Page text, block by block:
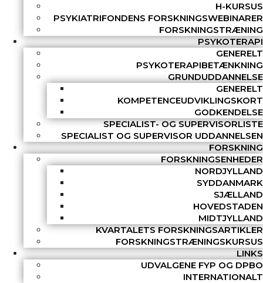
H-KURSUS
PSYKIATRIFONDENS FORSKNINGSWEBINARER
FORSKNINGSTRÆNING
PSYKOTERAPI
GENERELT
PSYKOTERAPIBETÆNKNING
GRUNDUDDANNELSE
GENERELT
KOMPETENCEUDVIKLINGSKORT
GODKENDELSE
SPECIALIST- OG SUPERVISORLISTE
SPECIALIST OG SUPERVISOR UDDANNELSEN
FORSKNING
FORSKNINGSENHEDER
NORDJYLLAND
SYDDANMARK
SJÆLLAND
HOVEDSTADEN
MIDTJYLLAND
KVARTALETS FORSKNINGSARTIKLER
FORSKNINGSTRÆNINGSKURSUS
LINKS
UDVALGENE FYP OG DPBO
INTERNATIONALT